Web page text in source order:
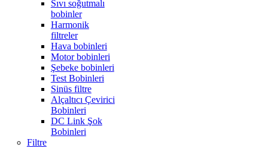
Sıvı soğutmalı
bobinler
Harmonik
filtreler
Hava bobinleri
Motor bobinleri
Şebeke bobinleri
Test Bobinleri
Sinüs filtre
Alçaltıcı Çevirici
Bobinleri
DC Link Şok
Bobinleri
Filtre